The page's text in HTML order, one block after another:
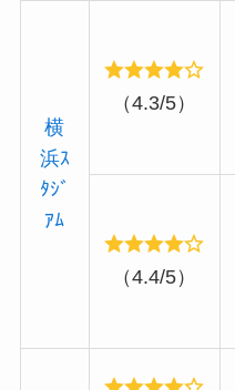
横
浜ｽ
ﾀｼﾞ
ｱﾑ
（4.3/5）
（4.4/5）